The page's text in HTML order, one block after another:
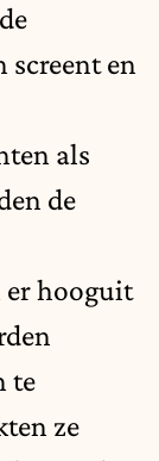
en
als
de
er hooguit
te
ze